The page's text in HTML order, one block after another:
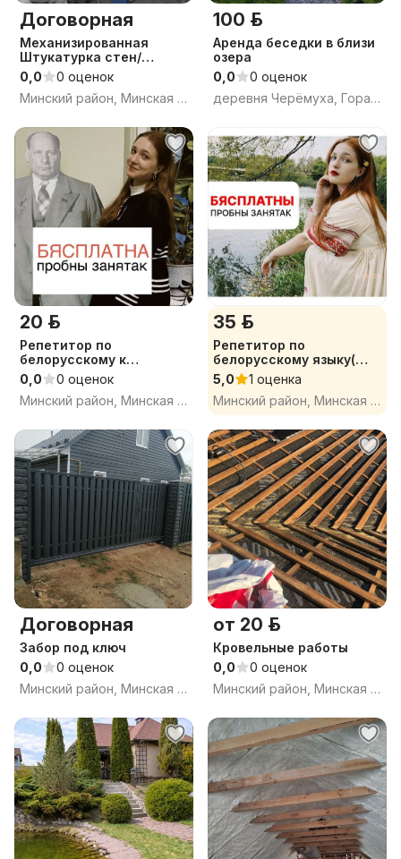
Договорная
Механизированная
Штукатурка стен/
Шпатлевание стен
0,0
0 оценок
Минский район, Минская обл.
100 р.
Аренда беседки в близи
озера
0,0
0 оценок
деревня Черёмуха, Горанский сельсовет, Минский район, Минская область
20 р.
Репетитор по
белорусскому к
ЦЭ(групповые занятия)
0,0
0 оценок
Минский район, Минская обл.
35 р.
Репетитор по
белорусскому языку(
онлайн)
5,0
1 оценка
Минский район, Минская обл.
Договорная
Забор под ключ
0,0
0 оценок
Минский район, Минская обл.
от 20 р.
Кровельные работы
0,0
0 оценок
Минский район, Минская обл.